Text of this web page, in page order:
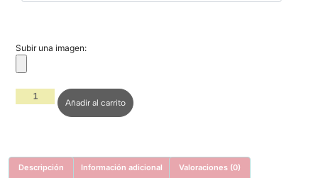
Subir una imagen:
Añadir al carrito
Descripción Información adicional Valoraciones (0)